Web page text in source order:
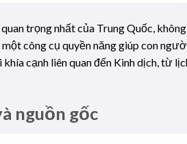
trọng nhất của Trung Quốc,
công cụ quyền năng giúp con
cạnh liên quan đến Kinh dịch, từ
nguồn gốc